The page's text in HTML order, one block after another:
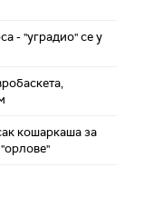
- "уградио" се у
кошаркаша за